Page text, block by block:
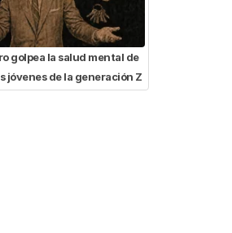
golpea la salud mental de
jóvenes de la generación Z